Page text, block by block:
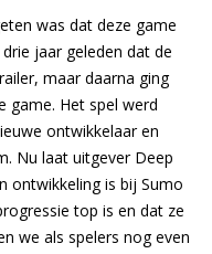
was dat deze game
jaar geleden dat de
maar daarna ging
game. Het spel werd
ontwikkelaar en
Nu laat uitgever Deep
ontwikkeling is bij Sumo
top is en dat ze
we als spelers nog even